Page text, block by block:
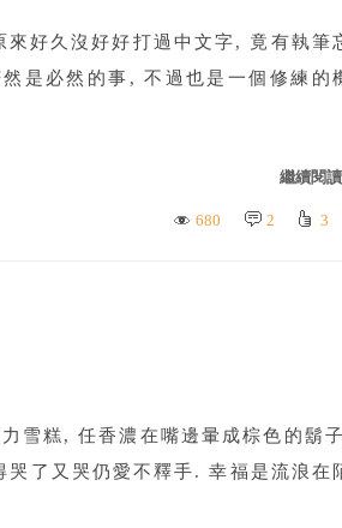
好久沒好好打過中文字, 竟有執筆
是必然的事, 不過也是一個修練的
繼續閱
680 2 3
雪糕, 任香濃在嘴邊暈成棕色的鬍
了又哭仍愛不釋手. 幸福是流浪在